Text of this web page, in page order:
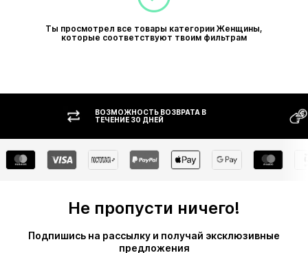
Ты просмотрел все товары категории Женщины,
которые соответствуют твоим фильтрам
ВОЗМОЖНОСТЬ ВОЗВРАТА В
ТЕЧЕНИЕ 30 ДНЕЙ
Не пропусти ничего!
Подпишись на рассылку и получай эксклюзивные
предложения